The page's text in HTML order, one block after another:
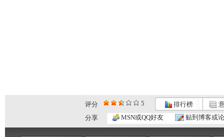
评分 5 排行榜
分享
MSN或QQ好友 贴到博客或